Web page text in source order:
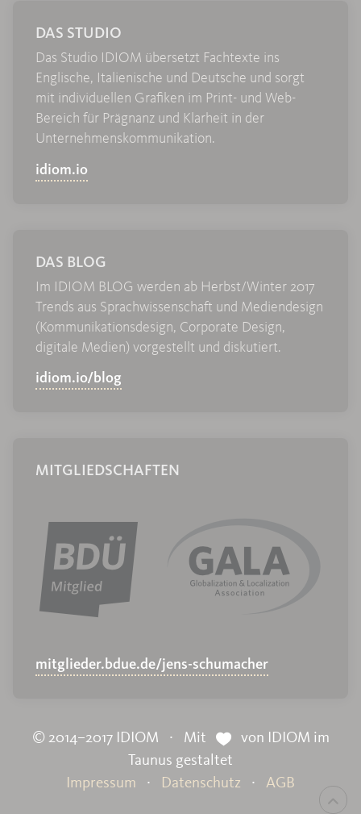
DAS STUDIO
Das Studio IDIOM übersetzt Fachtexte ins
Englische, Italienische und Deutsche und sorgt
mit indivi­duellen Grafiken im Print- und Web-
Bereich für Prägnanz und Klarheit in der
Unternehmens­kommunikation.
idiom.io
DAS BLOG
Im IDIOM BLOG werden ab Herbst/Winter 2017
Trends aus Sprachwissenschaft und Mediendesign
(Kommunikationsdesign, Corporate Design,
digitale Medien) vorgestellt und diskutiert.
idiom.io/blog
MITGLIEDSCHAFTEN
mitglieder.bdue.de/jens-schumacher
© 2014–2017 IDIOM ⋅ Mit
von IDIOM im
Taunus gestaltet
Impressum ⋅ Datenschutz ⋅ AGB